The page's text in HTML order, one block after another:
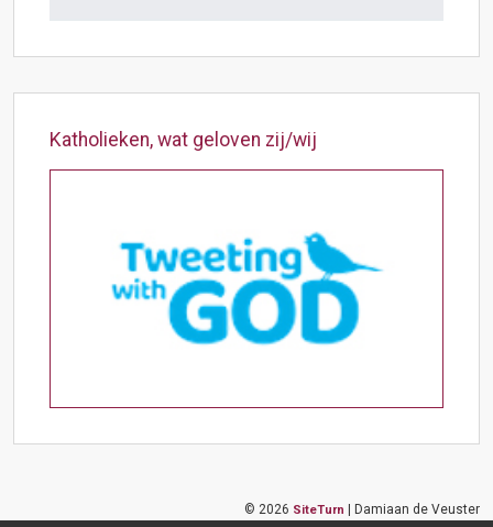
Katholieken, wat geloven zij/wij
© 2026 SiteTurn | Damiaan de Veuster